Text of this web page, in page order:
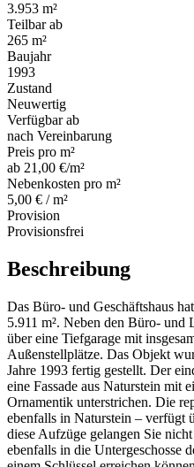
3.953 m²
Teilbar ab
265 m²
Baujahr
1993
Zustand
Neuwertig
Verfügbar ab
nach Vereinbarung
Preis pro m²
ab 21,00 €/m²
Nebenkosten pro m²
5,00 € / m²
Provision
Provisionsfrei
Beschreibung
Das Büro- und Geschäftshaus
5.911 m². Neben den Büro- und
über eine Tiefgarage mit
Außenstellplätze. Das Objekt
Jahre 1993 fertig gestellt. Der
eine Fassade aus Naturstein mit
Ornamentik unterstrichen. Die
ebenfalls in Naturstein – verfügt
diese Aufzüge gelangen Sie
ebenfalls in die Untergeschosse